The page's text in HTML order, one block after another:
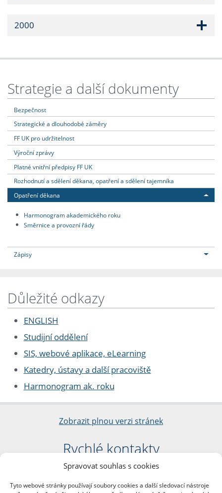
Spravovat souhlas s cookies
Tyto webové stránky používají soubory cookies a další sledovací nástroje
2000
Strategie a další dokumenty
Bezpečnost
Strategické a dlouhodobé záměry
FF UK pro udržitelnost
Výroční zprávy
Platné vnitřní předpisy FF UK
Rozhodnutí a sdělení děkana, opatření a sdělení tajemníka
Opatření děkana
Harmonogram akademického roku
Směrnice a provozní řády
Zápisy
Důležité odkazy
ENGLISH
Studijní oddělení
SIS, webové aplikace, eLearning
Katedry, ústavy a další pracoviště
Harmonogram ak. roku
Zobrazit plnou verzi stránek
Rychlé kontakty
Filozofická fakulta
nám. Jana Palacha 1/2